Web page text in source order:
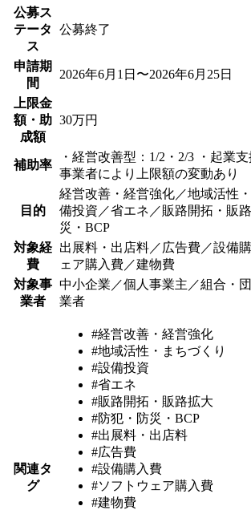
公募ス
テータ
ス
公募終了
申請期
間
2026年6月1日〜2026年6月25日
上限金
額・助
成額
30万円
補助率
・経営改善型：1/2・2/3 ・起業
事業者により上限額の変動あり
目的
経営改善・経営強化／地域活性
備投資／省エネ／販路開拓・販
災・BCP
対象経
費
出展料・出店料／広告費／設備
ェア購入費／建物費
対象事
業者
中小企業／個人事業主／組合・
業者
関連タ
グ
#経営改善・経営強化
#地域活性・まちづくり
#設備投資
#省エネ
#販路開拓・販路拡大
#防犯・防災・BCP
#出展料・出店料
#広告費
#設備購入費
#ソフトウェア購入費
#建物費